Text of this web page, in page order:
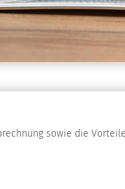
sowie die